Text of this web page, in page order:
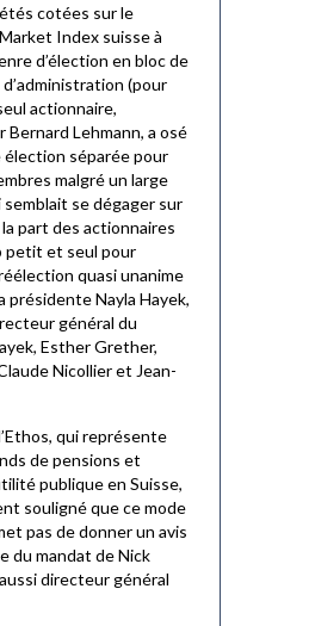
cotées sur le
Index suisse à
d’élection en bloc de
(pour
actionnaire,
Bernard Lehmann, a osé
élection séparée pour
malgré un large
se dégager sur
part des actionnaires
petit et seul pour
quasi unanime
présidente Nayla Hayek,
général du
Esther Grether,
Nicollier et Jean-
qui représente
de pensions et
publique en Suisse,
souligné que ce mode
pas de donner un avis
du mandat de Nick
directeur général